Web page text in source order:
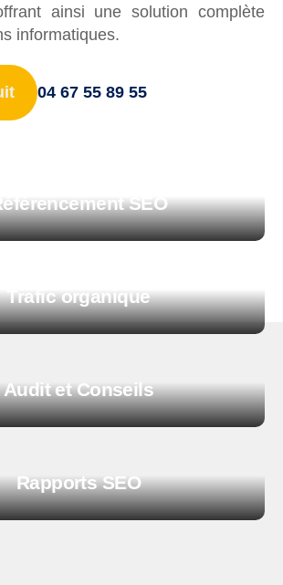
ainsi une solution complète
informatiques.
04 67 55 89 55
SEO
Trafic organique
Audit et Conseils
Rapports SEO